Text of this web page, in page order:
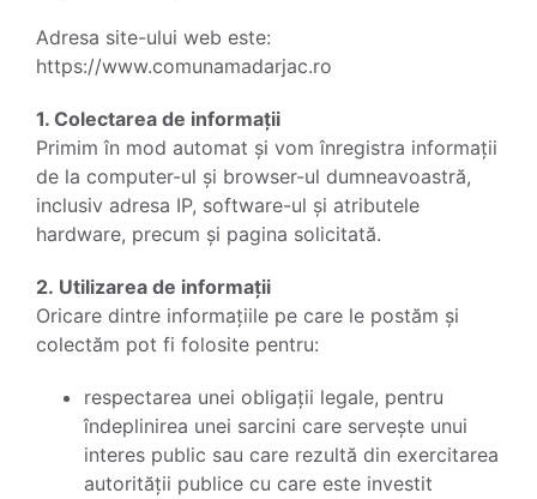
Adresa site-ului web este:
https://www.comunamadarjac.ro
1. Colectarea de informații
Primim în mod automat și vom înregistra informații
de la computer-ul și browser-ul dumneavoastră,
inclusiv adresa IP, software-ul și atributele
hardware, precum și pagina solicitată.
2. Utilizarea de informații
Oricare dintre informațiile pe care le postăm și
colectăm pot fi folosite pentru:
respectarea unei obligații legale, pentru
îndeplinirea unei sarcini care servește unui
interes public sau care rezultă din exercitarea
autorității publice cu care este investit